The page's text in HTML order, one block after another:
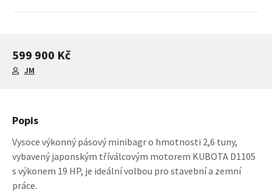
599 900 Kč
JM
Popis
Vysoce výkonný pásový minibagr o hmotnosti 2,6 tuny,
vybavený japonským tříválcovým motorem KUBOTA D1105
s výkonem 19 HP, je ideální volbou pro stavební a zemní
práce.